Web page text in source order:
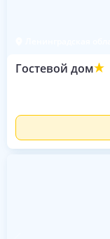
Гостевой дом